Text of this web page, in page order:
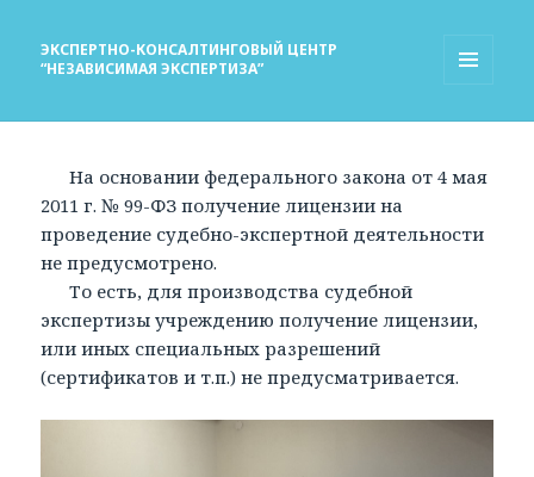
ЭКСПЕРТНО-КОНСАЛТИНГОВЫЙ ЦЕНТР
“НЕЗАВИСИМАЯ ЭКСПЕРТИЗА”
На основании федерального закона от 4 мая
2011 г. № 99-ФЗ получение лицензии на
проведение судебно-экспертной деятельности
не предусмотрено.
То есть, для производства судебной
экспертизы учреждению получение лицензии,
или иных специальных разрешений
(сертификатов и т.п.) не предусматривается.